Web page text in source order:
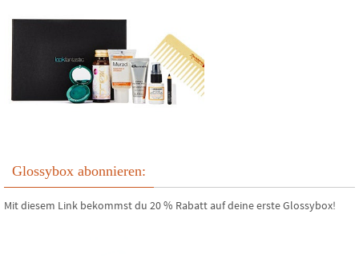
Glossybox abonnieren:
Mit diesem Link bekommst du 20 % Rabatt auf deine erste Glossybox!